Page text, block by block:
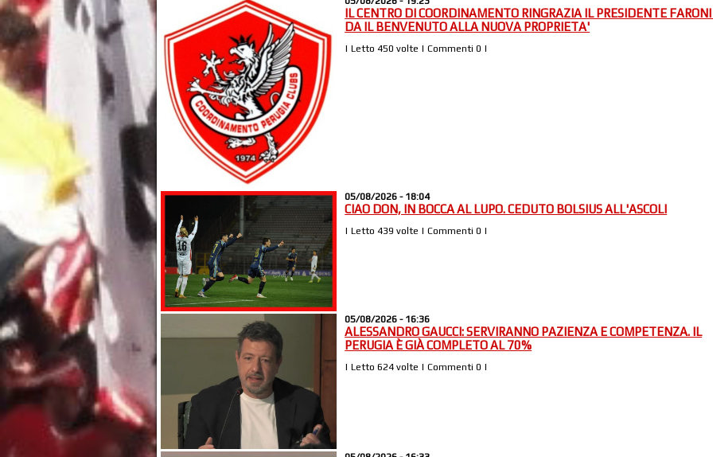
IL CENTRO DI COORDINAMENTO RINGRAZIA IL PRESIDENTE FARONI
DA IL BENVENUTO ALLA NUOVA PROPRIETA'
| Letto 450 volte | Commenti 0 |
05/08/2026 - 18:04
CIAO DON, IN BOCCA AL LUPO. CEDUTO BOLSIUS ALL'ASCOLI
| Letto 439 volte | Commenti 0 |
05/08/2026 - 16:36
ALESSANDRO GAUCCI: SERVIRANNO PAZIENZA E COMPETENZA. IL
PERUGIA È GIÀ COMPLETO AL 70%
| Letto 624 volte | Commenti 0 |